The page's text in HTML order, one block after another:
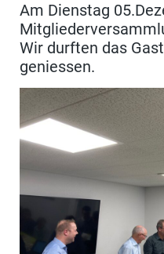
Am Dienstag
Wir durften das
geniessen.